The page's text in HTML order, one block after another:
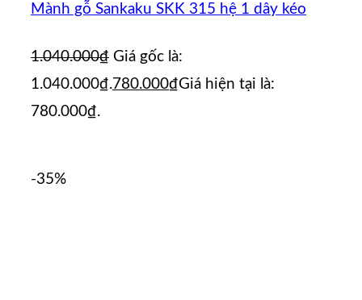
Mành gỗ Sankaku SKK 315 hệ 1 dây kéo
1.040.000₫ Giá gốc là:
1.040.000₫.780.000₫Giá hiện tại là:
780.000₫.
-35%